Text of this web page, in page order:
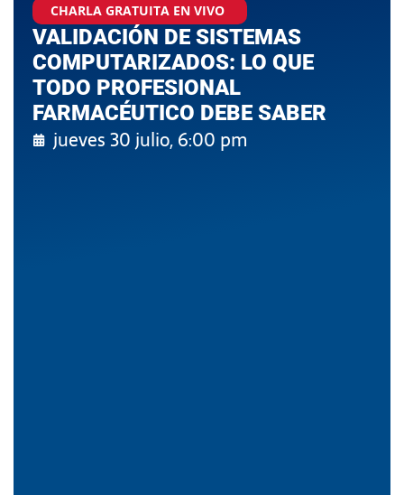
CHARLA GRATUITA EN VIVO
VALIDACIÓN DE SISTEMAS
COMPUTARIZADOS: LO QUE
TODO PROFESIONAL
FARMACÉUTICO DEBE SABER
jueves 30 julio, 6:00 pm